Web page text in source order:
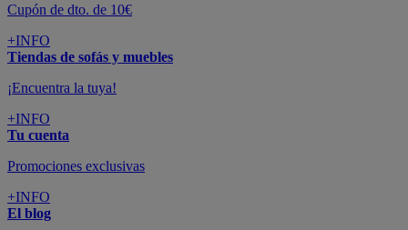
Cupón de dto. de 10€
+INFO
Tiendas de sofás y muebles
¡Encuentra la tuya!
+INFO
Tu cuenta
Promociones exclusivas
+INFO
El blog